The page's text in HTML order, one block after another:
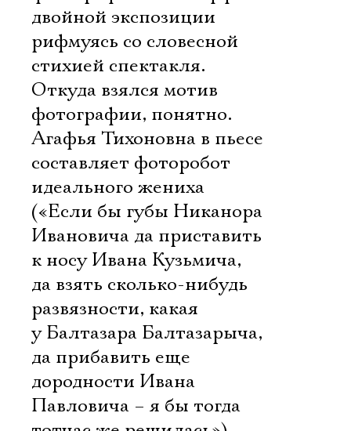
двойной экспозиции 
рифмуясь со словесной
стихией спектакля.
Откуда взялся мотив
фотографии, понятно.
Агафья Тихоновна в пьесе
составляет фоторобот
идеального жениха
(«Если бы губы Никанора
Ивановича да приставить
к носу Ивана Кузьмича,
да взять сколько-нибудь
развязности, какая
у Балтазара Балтазарыча,
да прибавить еще
дородности Ивана
Павловича – я бы тогда